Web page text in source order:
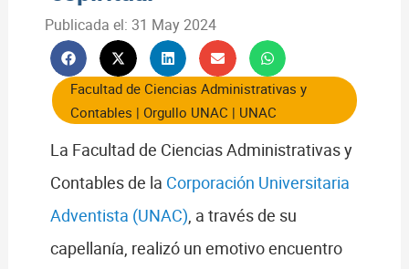
Publicada el: 31 May 2024
Facultad de Ciencias Administrativas y
Contables | Orgullo UNAC | UNAC
La Facultad de Ciencias Administrativas y
Contables de la Corporación Universitaria
Adventista (UNAC), a través de su
capellanía, realizó un emotivo encuentro